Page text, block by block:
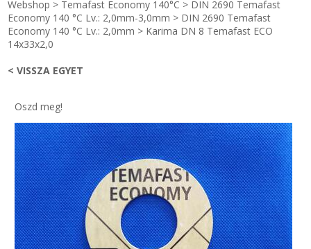
HŰTŐMÁGNES KERET - FÓLIA
IPARI KARIMA TÖMÍTÉS
TÖMÍTŐ TÁBLA - SZIGETELŐ LEMEZ
GUMILEMEZ - FILC - HÓTOLÓ
TÖMÍTŐ ZSINÓR - RAGASZTÓ
Termékek
Egyedi gyártás
Hírek
Kapcsolat
ÁSZF
Webshop > Temafast Economy 140°C > DIN 2690 Temafast
Economy 140 °C Lv.: 2,0mm-3,0mm > DIN 2690 Temafast
Economy 140 °C Lv.: 2,0mm > Karima DN 8 Temafast ECO
14x33x2,0
< VISSZA EGYET
Oszd meg!